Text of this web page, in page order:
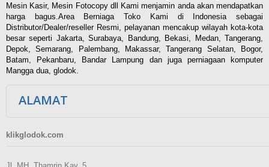
Mesin Kasir, Mesin Fotocopy dll Kami menjamin anda akan mendapatkan
harga bagus.Area Berniaga Toko Kami di Indonesia sebagai
Distributor/Dealer/reseller Resmi, pelayanan mencakup wilayah kota-kota
besar seperti Jakarta, Surabaya, Bandung, Bekasi, Medan, Tangerang,
Depok, Semarang, Palembang, Makassar, Tangerang Selatan, Bogor,
Batam, Pekanbaru, Bandar Lampung dan juga perniagaan komputer
Mangga dua, glodok.
ALAMAT
klikglodok.com